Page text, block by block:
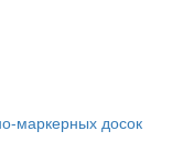
маркерных досок